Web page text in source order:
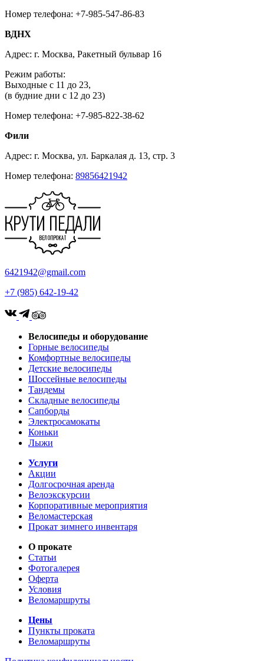
Номер телефона: +7-985-547-86-83
ВДНХ
Адрес: г. Москва, Ракетный бульвар 16
Режим работы:
Выходные с 11 до 23,
(в будние дни с 12 до 23)
Номер телефона: +7-985-822-38-62
Фили
Адрес: г. Москва, ул. Баркалая д. 13, стр. 3
Номер телефона: 89856421942
6421942@gmail.com
+7 (985) 642-19-42
Велосипеды и оборудование
Горные велосипеды
Комфортные велосипеды
Детские велосипеды
Шоссейные велосипеды
Тандемы
Складные велосипеды
Сапборды
Электросамокаты
Коньки
Лыжи
Услуги
Акции
Долгосрочная аренда
Велоэкскурсии
Корпоративные мероприятия
Веломастерская
Прокат зимнего инвентаря
О прокате
Статьи
Фотогалерея
Оферта
Условия
Веломаршруты
Цены
Пункты проката
Веломаршруты